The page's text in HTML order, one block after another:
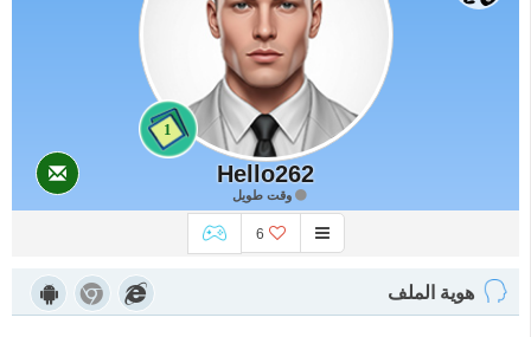
1
Hello262
وقت طويل
6
هوية الملف